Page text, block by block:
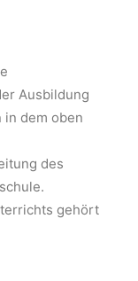
Ausbildung
dem oben
des
gehört